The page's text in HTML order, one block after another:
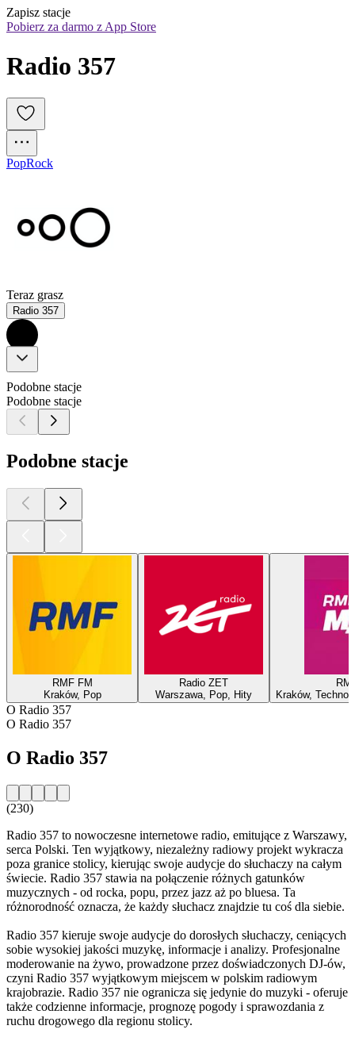
Zapisz stacje
Pobierz za darmo z App Store
Radio 357
PopRock
Teraz grasz
Radio 357
Podobne stacje
Podobne stacje
Podobne stacje
RMF FM
Kraków, Pop
Radio ZET
Warszawa, Pop, Hity
Kraków,
O Radio 357
O Radio 357
O Radio 357
(230)
Radio 357 to nowoczesne internetowe radio, emitujące z Warszawy,
serca Polski. Ten wyjątkowy, niezależny radiowy projekt wykracza
poza granice stolicy, kierując swoje audycje do słuchaczy na całym
świecie. Radio 357 stawia na połączenie różnych gatunków
muzycznych - od rocka, popu, przez jazz aż po bluesa. Ta
różnorodność oznacza, że każdy słuchacz znajdzie tu coś dla siebie.
Radio 357 kieruje swoje audycje do dorosłych słuchaczy, ceniących
sobie wysokiej jakości muzykę, informacje i analizy. Profesjonalne
moderowanie na żywo, prowadzone przez doświadczonych DJ-ów,
czyni Radio 357 wyjątkowym miejscem w polskim radiowym
krajobrazie. Radio 357 nie ogranicza się jedynie do muzyki - oferuje
także codzienne informacje, prognozę pogody i sprawozdania z
ruchu drogowego dla regionu stolicy.